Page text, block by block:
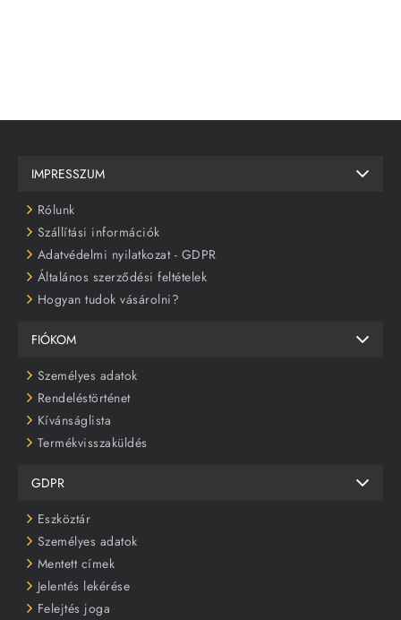
IMPRESSZUM
Rólunk
Szállítási információk
Adatvédelmi nyilatkozat - GDPR
Általános szerződési feltételek
Hogyan tudok vásárolni?
FIÓKOM
Személyes adatok
Rendeléstörténet
Kívánságlista
Termékvisszaküldés
GDPR
Eszköztár
Személyes adatok
Mentett címek
Jelentés lekérése
Felejtés joga